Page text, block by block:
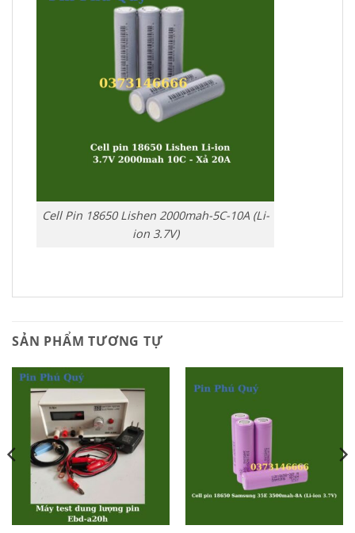
Cell Pin 18650 Lishen 2000mah-5C-10A (Li-
ion 3.7V)
SẢN PHẨM TƯƠNG TỰ